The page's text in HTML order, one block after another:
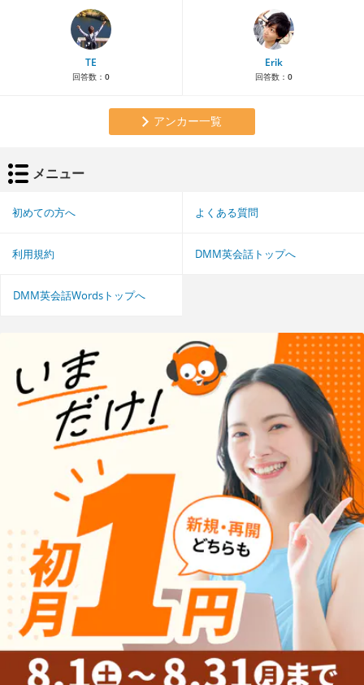
TE
回答数： 0
Erik
回答数： 0
アンカー一覧
メニュー
初めての方へ よくある質問
利用規約 DMM英会話トップへ
DMM英会話Wordsトップへ